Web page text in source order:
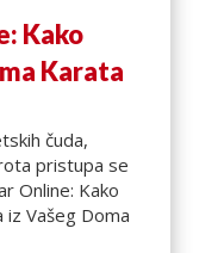
Kako
Karata
čuda,
pristupa se
Online: Kako
Vašeg Domа